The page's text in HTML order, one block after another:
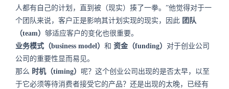
人都有自己的计划，直到被（现实）揍了一拳。”他觉得对于一
个团队来说，客户正是影响其计划实现的现实，因此 团队
（team） 够适应客户的变化也很重要。
业务模式（business model） 和 资金（funding） 对于创业公司
公司的重要性显而易见。
那么 时机（timing） 呢？这个创业公司出现的是否太早，以至
于它必须等待消费者接受它的产品？还是出现的太晚，已经有